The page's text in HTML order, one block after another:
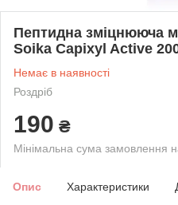
Пептидна зміцнююча
Soika Capixyl Active
Немає в наявності
Роздріб
190 ₴
Мінімальна сума замовлення
Опис Характеристики